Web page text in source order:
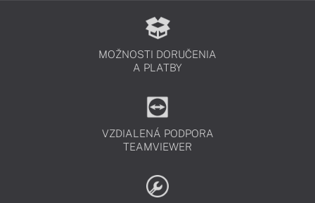
MOŽNOSTI DORUČENIA
A PLATBY
VZDIALENÁ PODPORA
TEAMVIEWER